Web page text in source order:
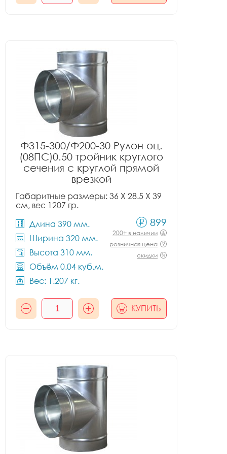
Ф315-300/Ф200-30 Рулон оц.
(08ПС)0.50 тройник круглого
сечения с круглой прямой
врезкой
Габаритные размеры: 36 X 28.5 X 39
см, вес 1207 гр.
Длина 390 мм.
Ширина 320 мм.
Высота 310 мм.
Объём 0.04 куб.м.
Вес: 1.207 кг.
899
200+ в наличии
розничная цена
скидки
КУПИТЬ